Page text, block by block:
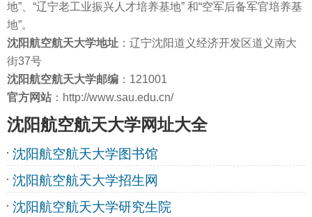
地”、“辽宁老工业振兴人才培养基地” 和“空军后备军官培养基
地”。
沈阳航空航天大学地址 ：辽宁沈阳道义经济开发区道义南大
街37号
沈阳航空航天大学邮编 ：121001
官方网站 ：http://www.sau.edu.cn/
沈阳航空航天大学网址大全
沈阳航空航天大学图书馆
沈阳航空航天大学招生网
沈阳航空航天大学研究生院